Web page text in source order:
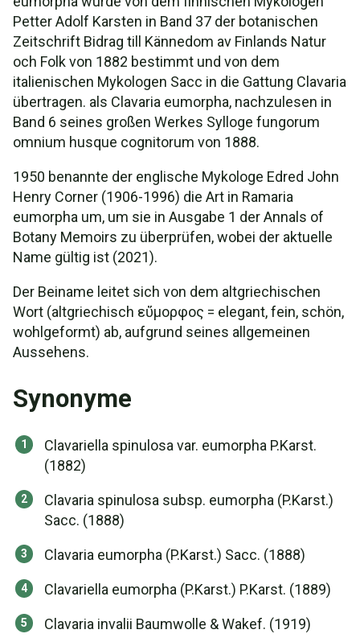
Petter Adolf Karsten in Band 37 der botanischen
Zeitschrift Bidrag till Kännedom av Finlands Natur
och Folk von 1882 bestimmt und von dem
italienischen Mykologen Sacc in die Gattung Clavaria
übertragen. als Clavaria eumorpha, nachzulesen in
Band 6 seines großen Werkes Sylloge fungorum
omnium husque cognitorum von 1888.
1950 benannte der englische Mykologe Edred John
Henry Corner (1906-1996) die Art in Ramaria
eumorpha um, um sie in Ausgabe 1 der Annals of
Botany Memoirs zu überprüfen, wobei der aktuelle
Name gültig ist (2021).
Der Beiname leitet sich von dem altgriechischen
Wort (altgriechisch εὔμορφος = elegant, fein, schön,
wohlgeformt) ab, aufgrund seines allgemeinen
Aussehens.
Synonyme
Clavariella spinulosa var. eumorpha P.Karst.
(1882)
Clavaria spinulosa subsp. eumorpha (P.Karst.)
Sacc. (1888)
Clavaria eumorpha (P.Karst.) Sacc. (1888)
Clavariella eumorpha (P.Karst.) P.Karst. (1889)
Clavaria invalii Baumwolle & Wakef. (1919)